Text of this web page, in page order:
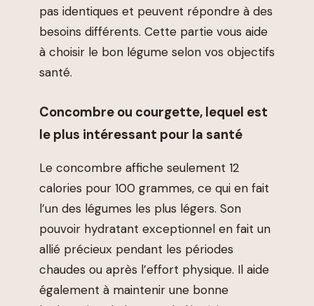
pas identiques et peuvent répondre à des
besoins différents. Cette partie vous aide
à choisir le bon légume selon vos objectifs
santé.
Concombre ou courgette, lequel est
le plus intéressant pour la santé
Le concombre affiche seulement 12
calories pour 100 grammes, ce qui en fait
l’un des légumes les plus légers. Son
pouvoir hydratant exceptionnel en fait un
allié précieux pendant les périodes
chaudes ou après l’effort physique. Il aide
également à maintenir une bonne